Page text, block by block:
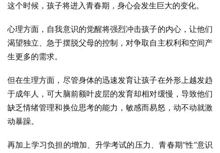
这个时候，孩子将进入青春期，身心会发生巨大的变化。
心理方面，自我意识的觉醒将强烈冲击孩子的内心，让他们
渴望独立、急于摆脱父母的控制，对争取自主权利和空间产
生更多的需求。
但在生理方面，尽管身体的迅速发育让孩子在外形上越发趋
于成年人，可大脑前额叶皮层的发育却相对缓慢，导致他们
缺乏情绪管理和换位思考的能力，敏感而易怒，动不动就激
动暴躁。
再加上学习负担的增加、升学考试的压力、青春期“性”意识